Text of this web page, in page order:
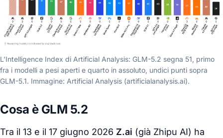
L’Intelligence Index di Artificial Analysis: GLM-5.2 segna 51, primo
fra i modelli a pesi aperti e quarto in assoluto, undici punti sopra
GLM-5.1. Immagine: Artificial Analysis (artificialanalysis.ai).
Cosa è GLM 5.2
Tra il 13 e il 17 giugno 2026 Z.ai (già Zhipu AI) ha